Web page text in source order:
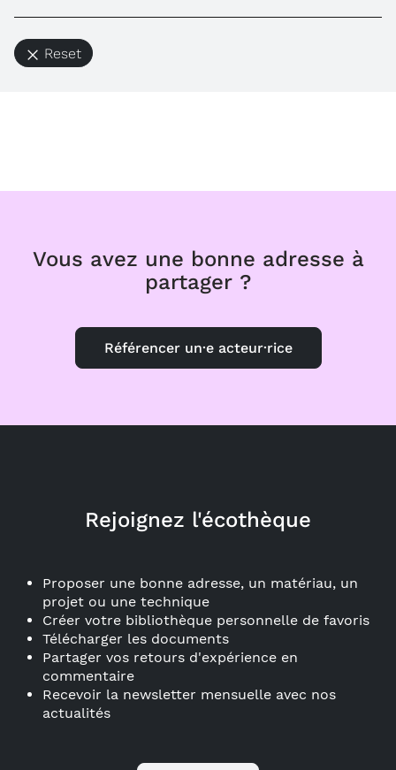
Reset
Vous avez une bonne adresse à
partager ?
Référencer un·e acteur·rice
Rejoignez l'écothèque
Proposer une bonne adresse, un matériau, un
projet ou une technique
Créer votre bibliothèque personnelle de favoris
Télécharger les documents
Partager vos retours d'expérience en
commentaire
Recevoir la newsletter mensuelle avec nos
actualités